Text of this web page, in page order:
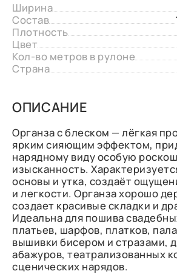
Ширина
Состав
Плотность
Цвет
Кол-во метров в рулоне
Страна
ОПИСАНИЕ
Органза с блеском — лёгкая
ярким сияющим эффектом,
нарядному виду особую
изысканность.
основы и утка, создаёт
и легкости. Органза хорошо
создает красивые складки и
Идеальна для пошива
платьев, шарфов, платков,
вышивки бисером и стразами,
абажуров, театрализованных
сценических нарядов.